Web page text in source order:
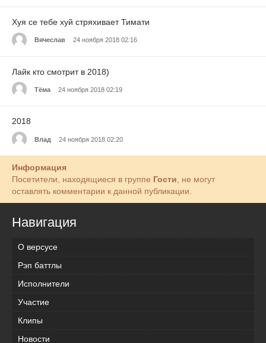
Хуя се тебе хуй стряхивает Тимати
Вячеслав 24 ноября 2018 02:16
Лайк кто смотрит в 2018)
Тёма 24 ноября 2018 02:19
2018
Влад 24 ноября 2018 02:20
Информация
Посетители, находящиеся в группе Гости, не могут
оставлять комментарии к данной публикации.
Навигация
О версусе
Рэп баттлы
Исполнители
Участие
Клипы
Новости